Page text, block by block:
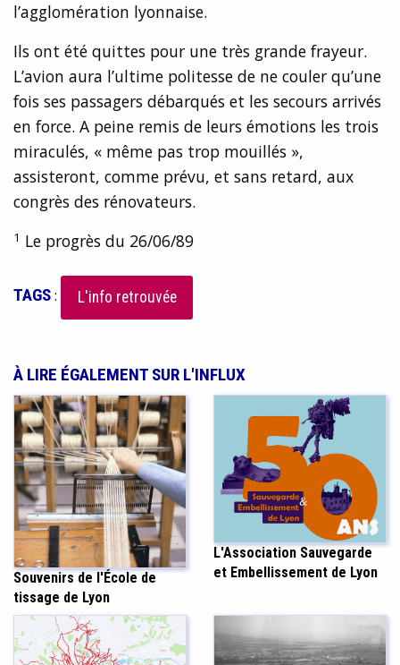
l’agglomération lyonnaise.
Ils ont été quittes pour une très grande frayeur.
L’avion aura l’ultime politesse de ne couler qu’une
fois ses passagers débarqués et les secours arrivés
en force. A peine remis de leurs émotions les trois
miraculés, « même pas trop mouillés »,
assisteront, comme prévu, et sans retard, aux
congrès des rénovateurs.
1 Le progrès du 26/06/89
TAGS: L'info retrouvée
À LIRE ÉGALEMENT SUR L'INFLUX
Souvenirs de l'École de
tissage de Lyon
L'Association Sauvegarde
et Embellissement de Lyon